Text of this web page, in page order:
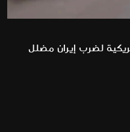
لضرب إيران مضلل